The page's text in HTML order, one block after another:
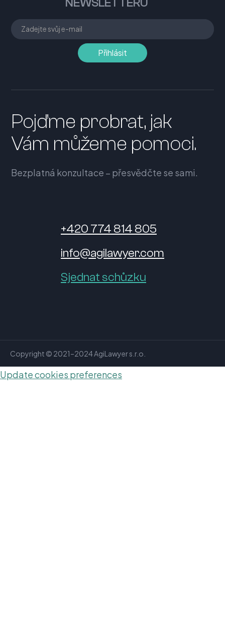
NEWSLETTERU
Pojďme probrat, jak
Vám můžeme pomoci.
Bezplatná konzultace – přesvědčte se sami.
+420 774 814 805
info@agilawyer.com
Sjednat schůzku
Copyright © 2021–2024 AgiLawyer s.r.o.
Update cookies preferences